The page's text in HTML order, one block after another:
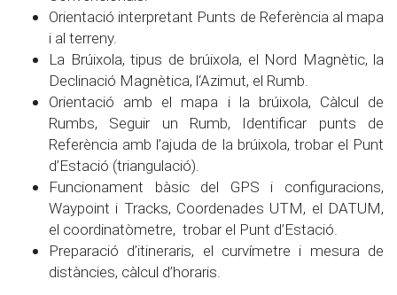
Orientació interpretant Punts de Referència al mapa
i al terreny.
La Brúixola, tipus de brúixola, el Nord Magnètic, la
Declinació Magnètica, l‘Azimut, el Rumb.
Orientació amb el mapa i la brúixola, Càlcul de
Rumbs, Seguir un Rumb, Identificar punts de
Referència amb l’ajuda de la brúixola, trobar el Punt
d’Estació (triangulació).
Funcionament bàsic del GPS i configuracions,
Waypoint i Tracks, Coordenades UTM, el DATUM,
el coordinatòmetre, trobar el Punt d’Estació.
Preparació d’itineraris, el curvímetre i mesura de
distàncies, càlcul d’horaris.